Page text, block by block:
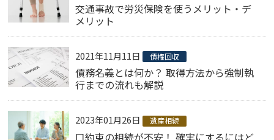
交通事故で労災保険を使うメリット・デ
メリット
2021年11月11日 債権回収
債務名義とは何か？ 取得方法から強制執
行までの流れも解説
2023年01月26日 遺産相続
口約束の相続が不安！ 確実にするにはど